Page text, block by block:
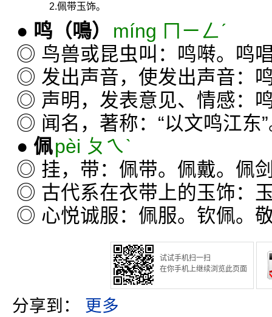
2.佩带玉饰。
● 鸣 （鳴）
míng ㄇㄧㄥˊ
◎ 鸟兽或昆虫叫：鸣啭。鸣
◎ 发出声音，使发出声音：
◎ 声明，发表意见、情感：
◎ 闻名，著称：“以文鸣江东
● 佩pèi ㄆㄟˋ
◎ 挂，带：佩带。佩戴。佩
◎ 古代系在衣带上的玉饰：
◎ 心悦诚服：佩服。钦佩。
试试手机扫一扫
在你手机上继续浏览此页面
分享到： 更多